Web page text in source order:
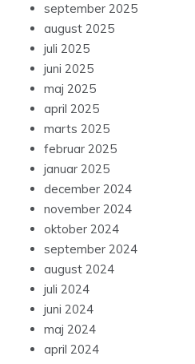
september 2025
august 2025
juli 2025
juni 2025
maj 2025
april 2025
marts 2025
februar 2025
januar 2025
december 2024
november 2024
oktober 2024
september 2024
august 2024
juli 2024
juni 2024
maj 2024
april 2024